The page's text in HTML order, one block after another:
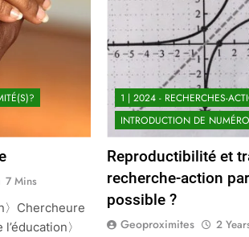
7 Mins
〉Chercheure
〉
1 | 2024 - RECHERCHES-
INTRODUCTION DE NUMÉRO
Reproductibilité et
recherche-action
possible ?
Geoproximites 2